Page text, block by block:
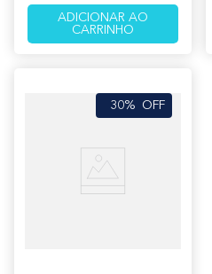
ADICIONAR AO
CARRINHO
30% OFF